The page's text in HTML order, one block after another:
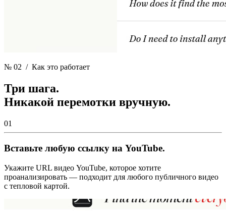
№ 02 / Как это работает
Три шага.
Никакой перемотки вручную.
01
Вставьте любую ссылку на YouTube.
Укажите URL видео YouTube, которое хотите
проанализировать — подходит для любого публичного видео
с тепловой картой.